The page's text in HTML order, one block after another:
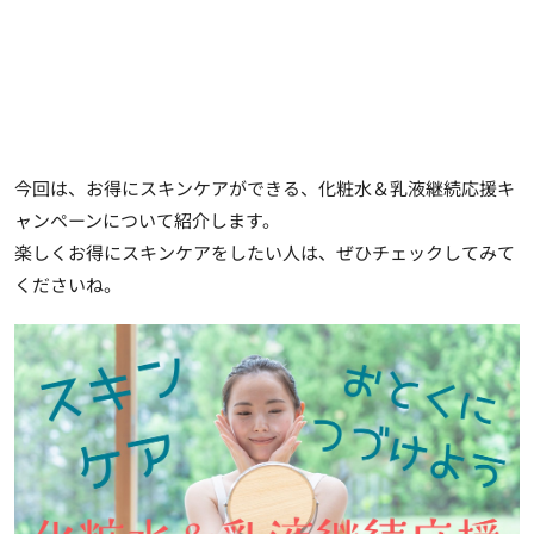
今回は、お得にスキンケアができる、化粧水＆乳液継続応援キ
ャンペーンについて紹介します。
楽しくお得にスキンケアをしたい人は、ぜひチェックしてみて
くださいね。